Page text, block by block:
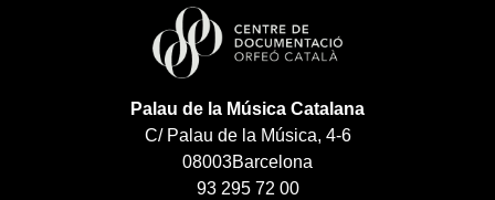
Palau de la Música Catalana
C/ Palau de la Música, 4-6
08003Barcelona
93 295 72 00